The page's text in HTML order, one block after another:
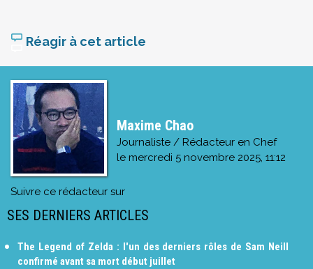
Réagir à cet article
Maxime Chao
Journaliste / Rédacteur en Chef
le mercredi 5 novembre 2025, 11:12
Suivre ce rédacteur sur
SES DERNIERS ARTICLES
The Legend of Zelda : l'un des derniers rôles de Sam Neill
confirmé avant sa mort début juillet